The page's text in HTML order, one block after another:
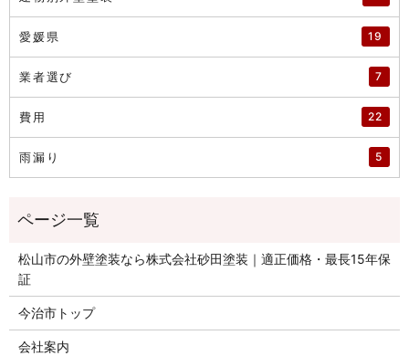
愛媛県 19
業者選び 7
費用 22
雨漏り 5
松山市の外壁塗装なら株式会社砂田塗装｜適正価格・最長15年保
証
今治市トップ
会社案内